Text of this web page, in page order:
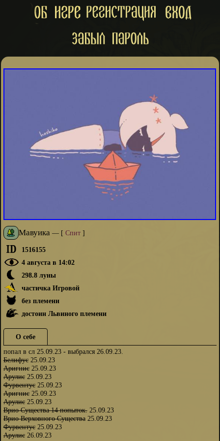
Мавуика — [ Спит]
1516155
4 августа в 14:02
298.8 луны
частичка Игровой
без племени
достоин Львиного племени
О себе
попал в сл 25.09.23 - выбрался 26.09.23.
Белифус25.09.23
Аригнис25.09.23
Арулис25.09.23
Фурвентус25.09.23
Аригнис25.09.23
Арулис25.09.23
Врио Существа 14 попыток.25.09.23
Врио Верховного Существа25.09.23
Фурвентус25.09.23
Арулис26.09.23